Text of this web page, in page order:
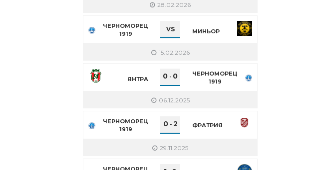
28.02.2026
ЧЕРНОМОРЕЦ
1919
VS МИНЬОР
15.02.2026
ЯНТРА 0 - 0
ЧЕРНОМОРЕЦ
1919
06.12.2025
ЧЕРНОМОРЕЦ
1919
0- 2 ФРАТРИЯ
29.11.2025